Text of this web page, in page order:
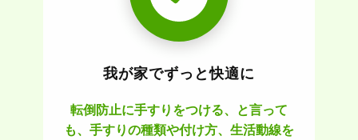
我が家でずっと快適に
転倒防止に手すりをつける、と言って
も、手すりの種類や付け方、生活動線を